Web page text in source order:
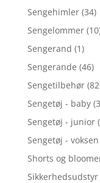
Sengehimler (34)
Sengelommer
Sengerand (1)
Sengerande (46)
Sengetilbehør
Sengetøj - baby
Sengetøj - junior
Sengetøj - voksen
Shorts og
Sikkerhedsudstyr